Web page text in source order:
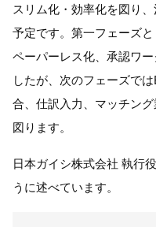
スリム化・効率化を図り
予定です。第一フェーズ
ペーパーレス化、承認ワ
したが、次のフェーズでは
合、仕訳入力、マッチン
図ります。
日本ガイシ株式会社 執行
うに述べています。